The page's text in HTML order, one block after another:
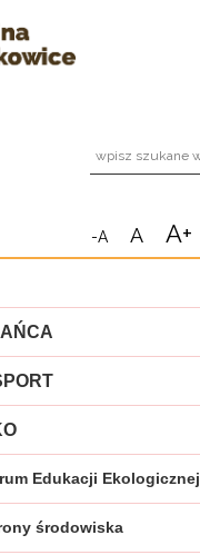
-A A A+
Edukacji Ekologicznej
środowiska